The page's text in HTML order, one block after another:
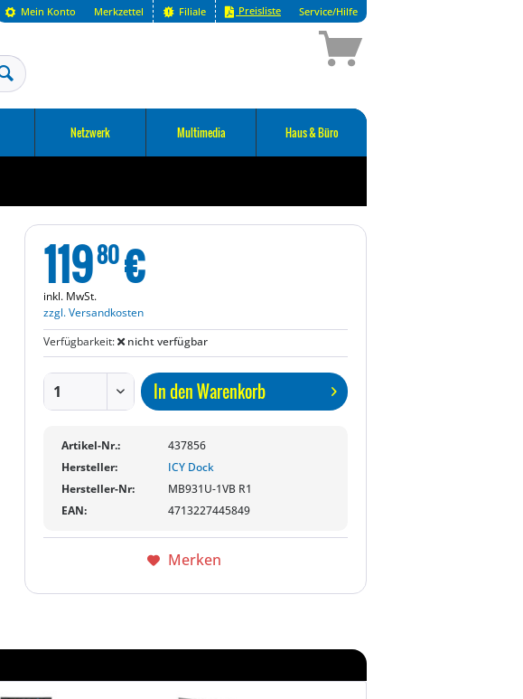
Mein Konto Merkzettel Filiale Preisliste Service/Hilfe
Netzwerk Multimedia Haus & Büro
11980€
inkl. MwSt.
zzgl. Versandkosten
Verfügbarkeit:
nicht verfügbar
In denWarenkorb
Artikel-Nr.:
437856
Hersteller:
ICY Dock
Hersteller-Nr:
MB931U-1VB R1
EAN:
4713227445849
Merken